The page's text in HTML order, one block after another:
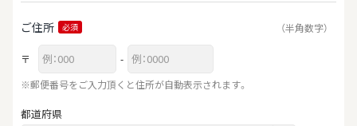
ご住所 必須 （半角数字）
〒
-
※郵便番号をご入力頂くと住所が自動表示されます。
都道府県